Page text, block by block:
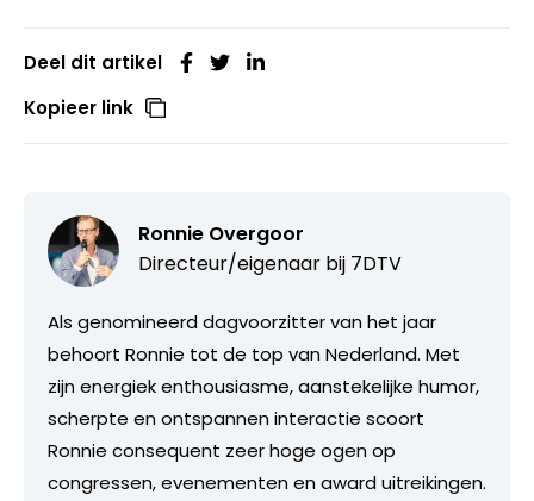
Deel dit artikel
Kopieer link
Ronnie Overgoor
Directeur/eigenaar bij 7DTV
Als genomineerd dagvoorzitter van het jaar
behoort Ronnie tot de top van Nederland. Met
zijn energiek enthousiasme, aanstekelijke humor,
scherpte en ontspannen interactie scoort
Ronnie consequent zeer hoge ogen op
congressen, evenementen en award uitreikingen.